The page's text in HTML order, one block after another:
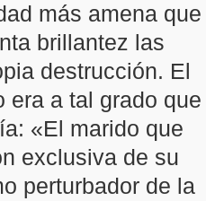
más amena que
brillantez las
destrucción. El
era a tal grado que
«El marido que
exclusiva de su
perturbador de la